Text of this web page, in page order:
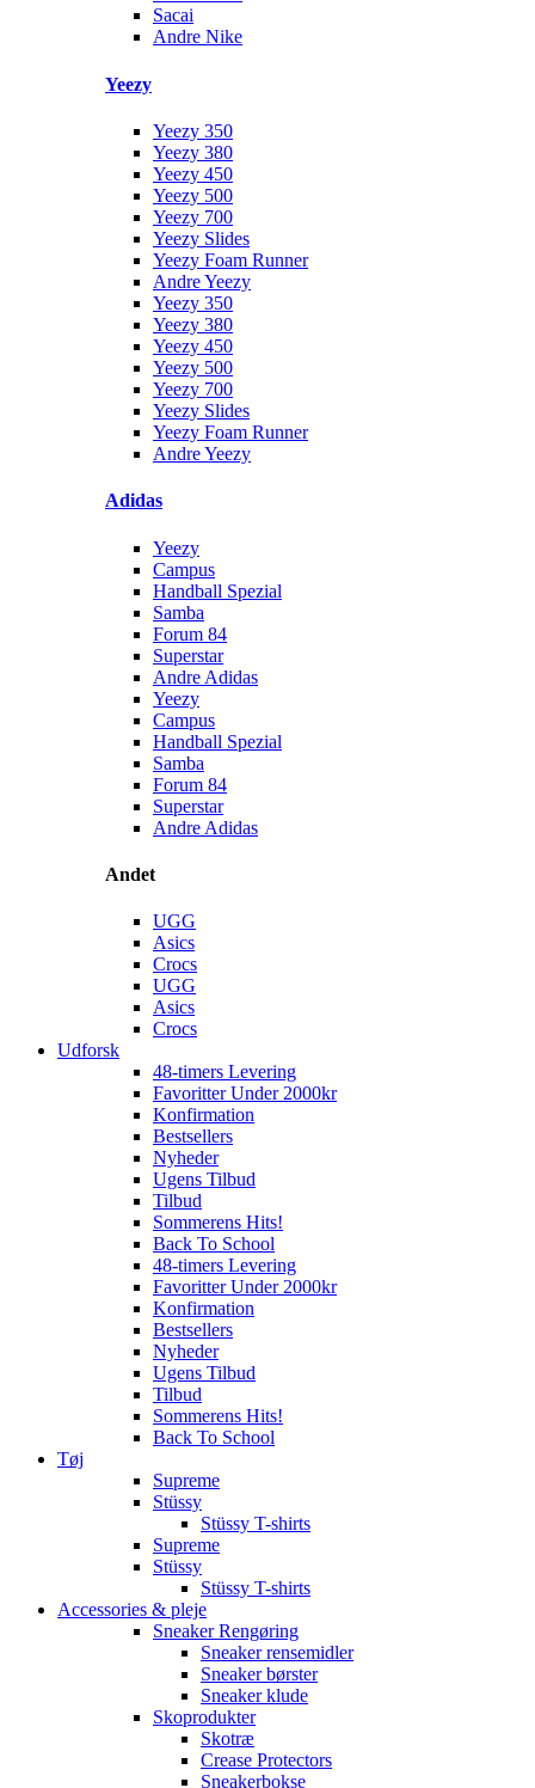
Sacai
Andre Nike
Yeezy
Yeezy 350
Yeezy 380
Yeezy 450
Yeezy 500
Yeezy 700
Yeezy Slides
Yeezy Foam Runner
Andre Yeezy
Yeezy 350
Yeezy 380
Yeezy 450
Yeezy 500
Yeezy 700
Yeezy Slides
Yeezy Foam Runner
Andre Yeezy
Adidas
Yeezy
Campus
Handball Spezial
Samba
Forum 84
Superstar
Andre Adidas
Yeezy
Campus
Handball Spezial
Samba
Forum 84
Superstar
Andre Adidas
Andet
UGG
Asics
Crocs
UGG
Asics
Crocs
Udforsk
48-timers Levering
Favoritter Under 2000kr
Konfirmation
Bestsellers
Nyheder
Ugens Tilbud
Tilbud
Sommerens Hits!
Back To School
48-timers Levering
Favoritter Under 2000kr
Konfirmation
Bestsellers
Nyheder
Ugens Tilbud
Tilbud
Sommerens Hits!
Back To School
Tøj
Supreme
Stüssy
Stüssy T-shirts
Supreme
Stüssy
Stüssy T-shirts
Accessories & pleje
Sneaker Rengøring
Sneaker rensemidler
Sneaker børster
Sneaker klude
Skoprodukter
Skotræ
Crease Protectors
Sneakerbokse